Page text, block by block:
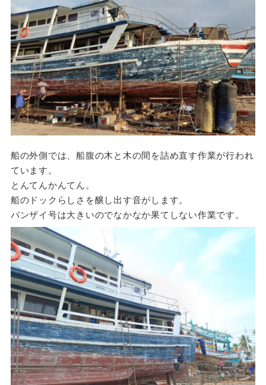
船の外側では、船腹の木と木の間を詰め直す作業が行われ
ています。
とんてんかんてん。
船のドックらしさを醸し出す音がします。
バンザイ号は大きいのでなかなか果てしない作業です。